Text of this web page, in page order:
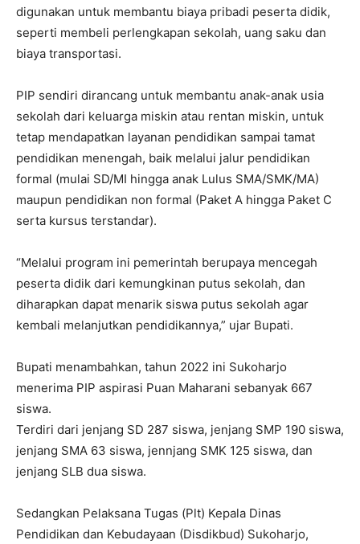
digunakan untuk membantu biaya pribadi peserta didik,
seperti membeli perlengkapan sekolah, uang saku dan
biaya transportasi.
PIP sendiri dirancang untuk membantu anak-anak usia
sekolah dari keluarga miskin atau rentan miskin, untuk
tetap mendapatkan layanan pendidikan sampai tamat
pendidikan menengah, baik melalui jalur pendidikan
formal (mulai SD/MI hingga anak Lulus SMA/SMK/MA)
maupun pendidikan non formal (Paket A hingga Paket C
serta kursus terstandar).
“Melalui program ini pemerintah berupaya mencegah
peserta didik dari kemungkinan putus sekolah, dan
diharapkan dapat menarik siswa putus sekolah agar
kembali melanjutkan pendidikannya,” ujar Bupati.
Bupati menambahkan, tahun 2022 ini Sukoharjo
menerima PIP aspirasi Puan Maharani sebanyak 667
siswa.
Terdiri dari jenjang SD 287 siswa, jenjang SMP 190 siswa,
jenjang SMA 63 siswa, jennjang SMK 125 siswa, dan
jenjang SLB dua siswa.
Sedangkan Pelaksana Tugas (Plt) Kepala Dinas
Pendidikan dan Kebudayaan (Disdikbud) Sukoharjo,